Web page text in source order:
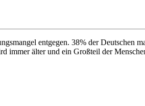
entgegen. 38% der Deutschen
älter und ein Großteil der